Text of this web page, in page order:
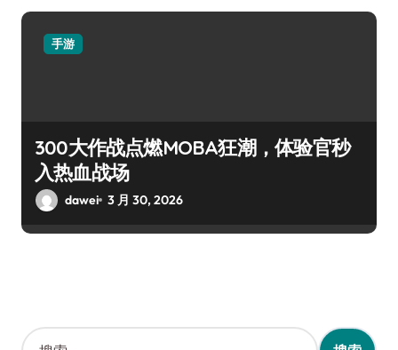
手游
300大作战点燃MOBA狂潮，体验官秒
入热血战场
dawei 3 月 30, 2026
搜